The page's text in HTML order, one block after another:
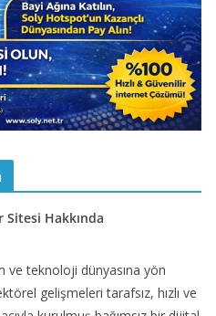
Hakkında
ve teknoloji dünyasına yön
gelişmeleri tarafsız, hızlı ve